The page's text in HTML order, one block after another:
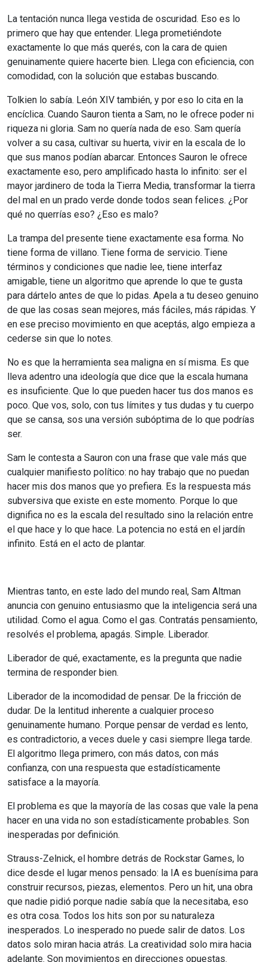
La tentación nunca llega vestida de oscuridad. Eso es lo
primero que hay que entender. Llega prometiéndote
exactamente lo que más querés, con la cara de quien
genuinamente quiere hacerte bien. Llega con eficiencia, con
comodidad, con la solución que estabas buscando.
Tolkien lo sabía. León XIV también, y por eso lo cita en la
encíclica. Cuando Sauron tienta a Sam, no le ofrece poder ni
riqueza ni gloria. Sam no quería nada de eso. Sam quería
volver a su casa, cultivar su huerta, vivir en la escala de lo
que sus manos podían abarcar. Entonces Sauron le ofrece
exactamente eso, pero amplificado hasta lo infinito: ser el
mayor jardinero de toda la Tierra Media, transformar la tierra
del mal en un prado verde donde todos sean felices. ¿Por
qué no querrías eso? ¿Eso es malo?
La trampa del presente tiene exactamente esa forma. No
tiene forma de villano. Tiene forma de servicio. Tiene
términos y condiciones que nadie lee, tiene interfaz
amigable, tiene un algoritmo que aprende lo que te gusta
para dártelo antes de que lo pidas. Apela a tu deseo genuino
de que las cosas sean mejores, más fáciles, más rápidas. Y
en ese preciso movimiento en que aceptás, algo empieza a
cederse sin que lo notes.
No es que la herramienta sea maligna en sí misma. Es que
lleva adentro una ideología que dice que la escala humana
es insuficiente. Que lo que pueden hacer tus dos manos es
poco. Que vos, solo, con tus límites y tus dudas y tu cuerpo
que se cansa, sos una versión subóptima de lo que podrías
ser.
Sam le contesta a Sauron con una frase que vale más que
cualquier manifiesto político: no hay trabajo que no puedan
hacer mis dos manos que yo prefiera. Es la respuesta más
subversiva que existe en este momento. Porque lo que
dignifica no es la escala del resultado sino la relación entre
el que hace y lo que hace. La potencia no está en el jardín
infinito. Está en el acto de plantar.
Mientras tanto, en este lado del mundo real, Sam Altman
anuncia con genuino entusiasmo que la inteligencia será una
utilidad. Como el agua. Como el gas. Contratás pensamiento,
resolvés el problema, apagás. Simple. Liberador.
Liberador de qué, exactamente, es la pregunta que nadie
termina de responder bien.
Liberador de la incomodidad de pensar. De la fricción de
dudar. De la lentitud inherente a cualquier proceso
genuinamente humano. Porque pensar de verdad es lento,
es contradictorio, a veces duele y casi siempre llega tarde.
El algoritmo llega primero, con más datos, con más
confianza, con una respuesta que estadísticamente
satisface a la mayoría.
El problema es que la mayoría de las cosas que vale la pena
hacer en una vida no son estadísticamente probables. Son
inesperadas por definición.
Strauss-Zelnick, el hombre detrás de Rockstar Games, lo
dice desde el lugar menos pensado: la IA es buenísima para
construir recursos, piezas, elementos. Pero un hit, una obra
que nadie pidió porque nadie sabía que la necesitaba, eso
es otra cosa. Todos los hits son por su naturaleza
inesperados. Lo inesperado no puede salir de datos. Los
datos solo miran hacia atrás. La creatividad solo mira hacia
adelante. Son movimientos en direcciones opuestas.